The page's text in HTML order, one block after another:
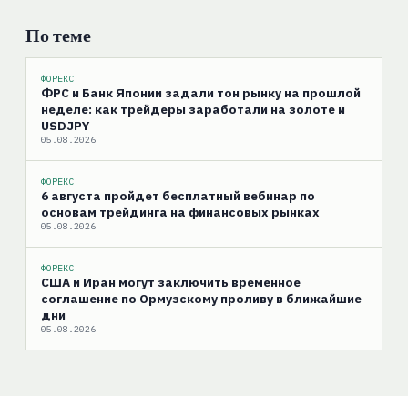
По теме
ФОРЕКС
ФРС и Банк Японии задали тон рынку на прошлой
неделе: как трейдеры заработали на золоте и
USDJPY
05.08.2026
ФОРЕКС
6 августа пройдет бесплатный вебинар по
основам трейдинга на финансовых рынках
05.08.2026
ФОРЕКС
США и Иран могут заключить временное
соглашение по Ормузскому проливу в ближайшие
дни
05.08.2026